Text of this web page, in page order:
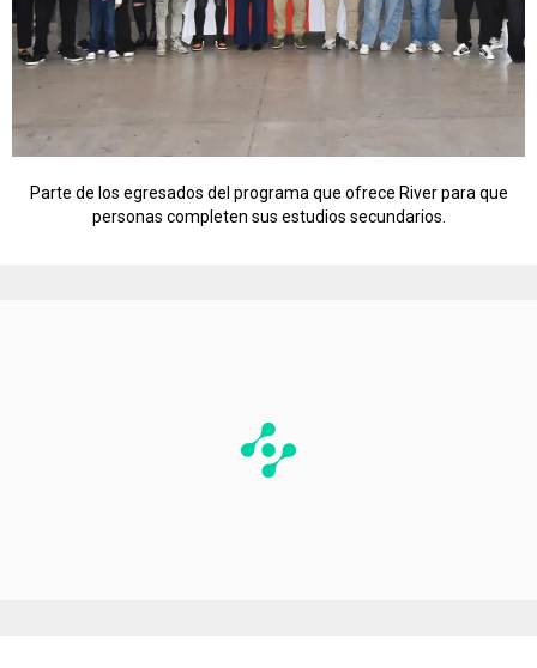
Parte de los egresados del programa que ofrece River para que
personas completen sus estudios secundarios.